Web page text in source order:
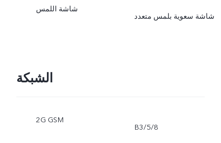
شاشة اللمس
شاشة سعوية بلمس متعدد
الشبكة
2G GSM
B3/5/8